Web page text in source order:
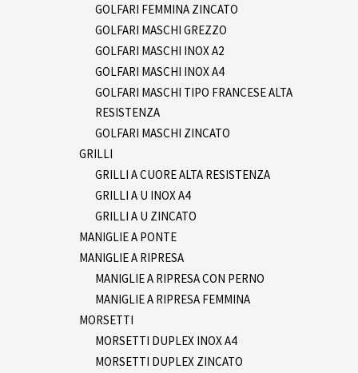
GOLFARI FEMMINA ZINCATO
GOLFARI MASCHI GREZZO
GOLFARI MASCHI INOX A2
GOLFARI MASCHI INOX A4
GOLFARI MASCHI TIPO FRANCESE ALTA
RESISTENZA
GOLFARI MASCHI ZINCATO
GRILLI
GRILLI A CUORE ALTA RESISTENZA
GRILLI A U INOX A4
GRILLI A U ZINCATO
MANIGLIE A PONTE
MANIGLIE A RIPRESA
MANIGLIE A RIPRESA CON PERNO
MANIGLIE A RIPRESA FEMMINA
MORSETTI
MORSETTI DUPLEX INOX A4
MORSETTI DUPLEX ZINCATO